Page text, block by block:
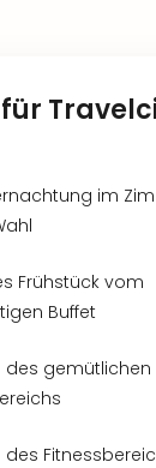
für
im
Frühstück vom
Buffet
des gemütlichen
des